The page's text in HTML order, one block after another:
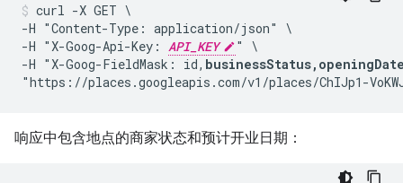
curl -X GET \
-H "Content-Type: application/json" \
-H "X-Goog-Api-Key: API_KEY
" \
-H "X-Goog-FieldMask: id,
响应中包含地点的商家状态和预计开业日期：